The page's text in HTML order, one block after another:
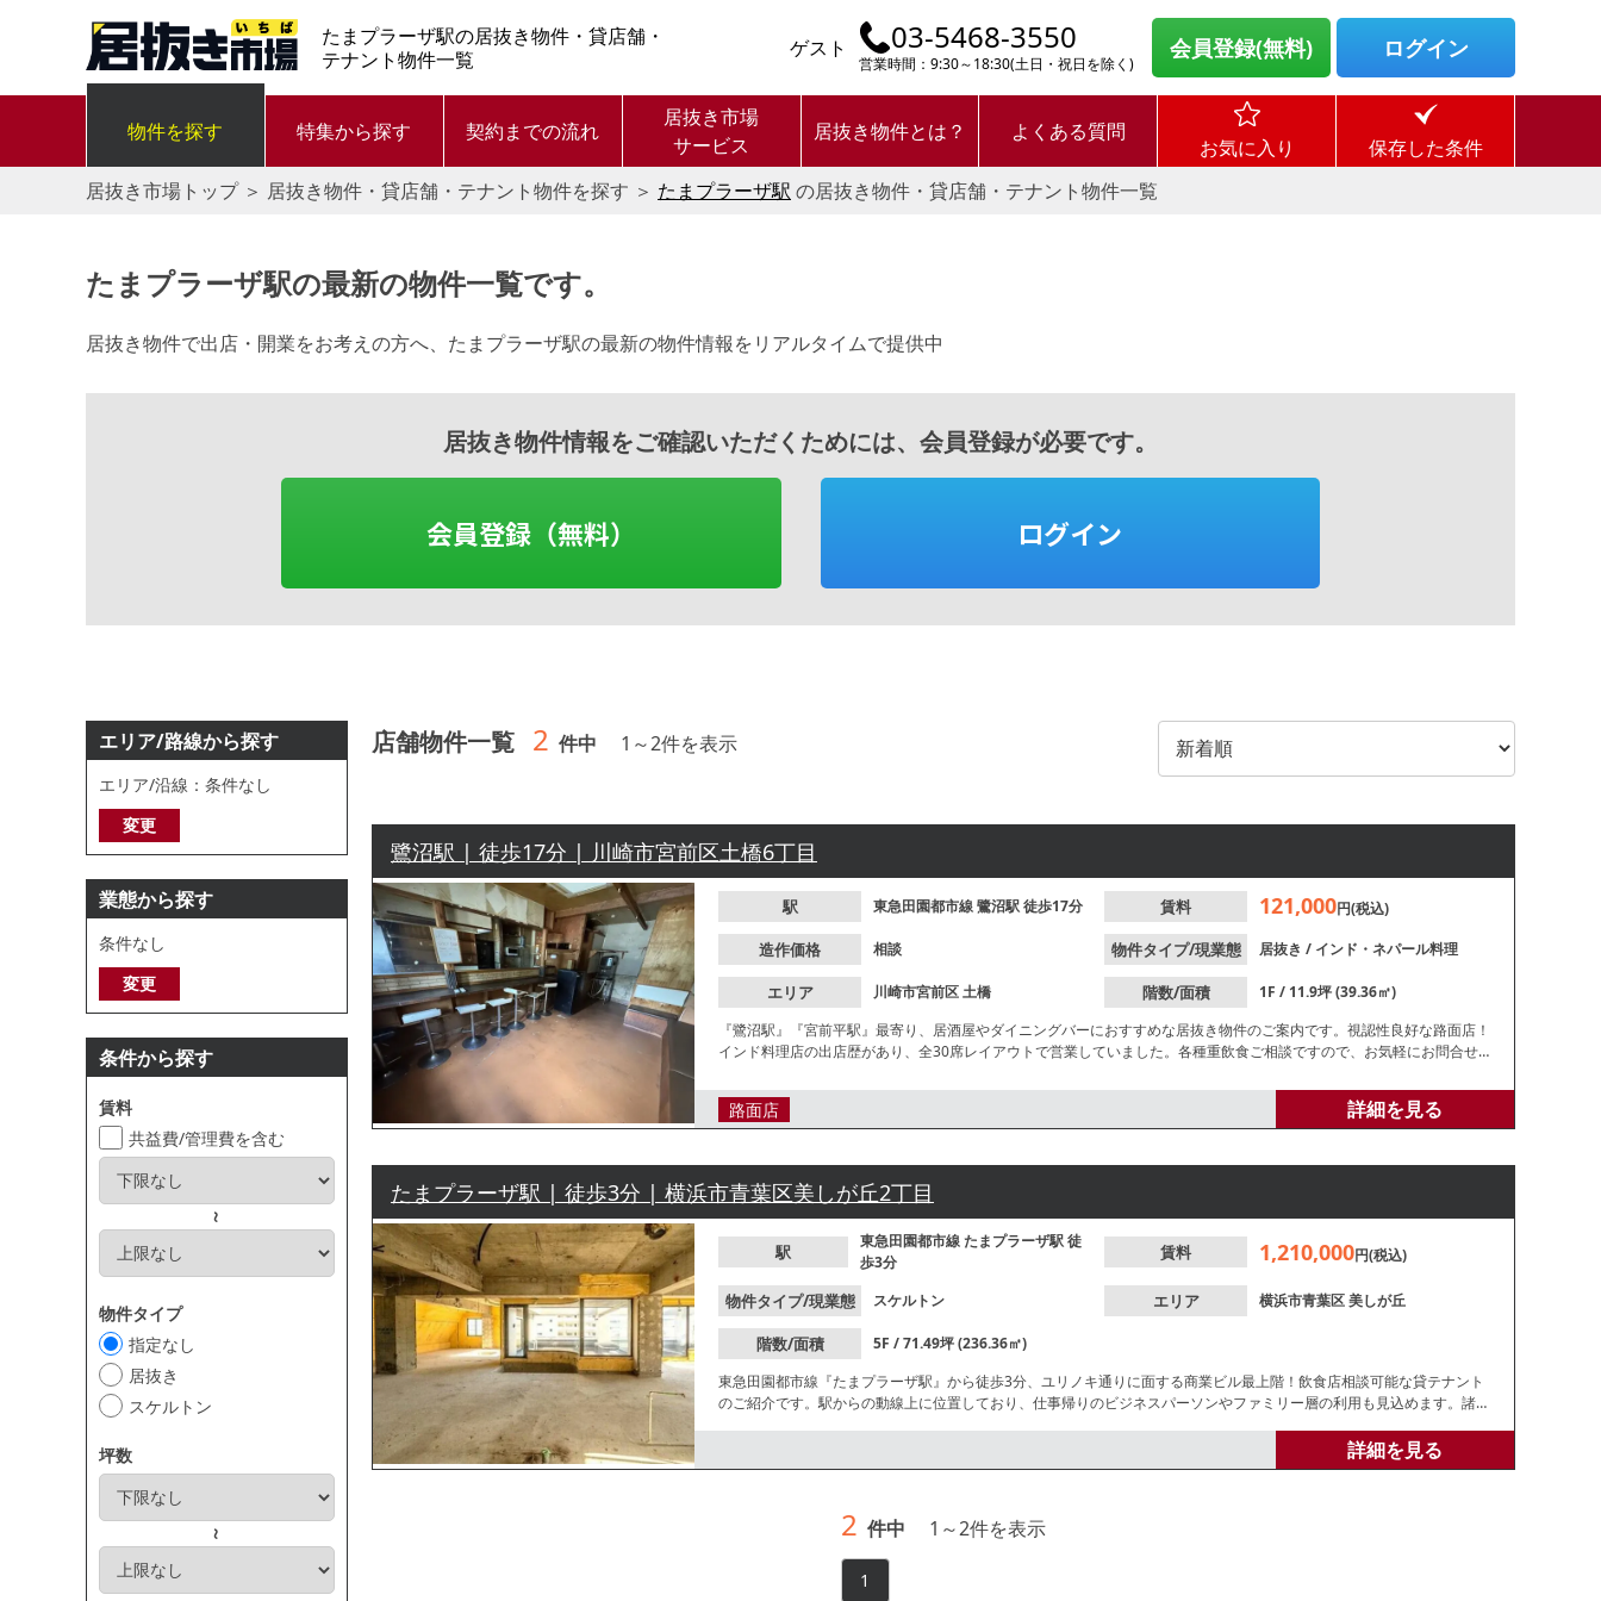
たまプラーザ駅の居抜き物件・貸店舗・
テナント物件一覧
ゲスト 03-5468-3550
営業時間：9:30～18:30(土日・祝日を除く)
会員登録(無料) ログイン
物件を探す 特集から探す 契約までの流れ
居抜き市場
サービス
居抜き物件とは？ よくある質問
お気に入り
保存した条件
居抜き市場トップ＞ 居抜き物件・貸店舗・テナント物件を探す ＞ たまプラーザ駅 の居抜き物件・貸店舗・テナント物件一覧
たまプラーザ駅の最新の物件一覧です。
居抜き物件で出店・開業をお考えの方へ、たまプラーザ駅の最新の物件情報をリアルタイムで提供中
居抜き物件情報をご確認いただくためには、会員登録が必要です。
会員登録（無料） ログイン
エリア/路線から探す
エリア/沿線：条件なし
変更
業態から探す
条件なし
変更
条件から探す
賃料
共益費/管理費を含む
～
物件タイプ
指定なし
居抜き
スケルトン
坪数
～
店舗物件一覧 2 件中 1 ～2件を表示
鷺沼駅 | 徒歩17分 | 川崎市宮前区土橋6丁目
駅 東急田園都市線鷺沼駅徒歩17分 賃料 121,000円(税込)
造作価格 相談 物件タイプ/現業態 居抜き / インド・ネパール料理
エリア 川崎市宮前区土橋 階数/面積
1F / 11.9坪 (39.36㎡)
『鷺沼駅』『宮前平駅』最寄り、居酒屋やダイニングバーにおすすめな居抜き物件のご案内です。視認性良好な路面店！
インド料理店の出店歴があり、全30席レイアウトで営業していました。各種重飲食ご相談ですので、お気軽にお問合せ
路面店 詳細を見る
たまプラーザ駅 | 徒歩3分 | 横浜市青葉区美しが丘2丁目
駅
東急田園都市線たまプラーザ駅徒
歩3分
賃料 1,210,000円(税込)
物件タイプ/現業態 スケルトン エリア 横浜市青葉区美しが丘
階数/面積
5F / 71.49坪 (236.36㎡)
東急田園都市線『たまプラーザ駅』から徒歩3分、ユリノキ通りに面する商業ビル最上階！飲食店相談可能な貸テナント
のご紹介です。駅からの動線上に位置しており、仕事帰りのビジネスパーソンやファミリー層の利用も見込めます。諸条
詳細を見る
2 件中 1 ～2件を表示
1